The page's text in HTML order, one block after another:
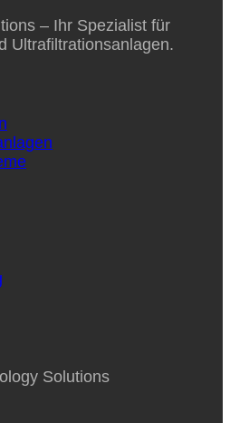
– Ihr Spezialist für
Ultrafiltrationsanlagen.
Solutions